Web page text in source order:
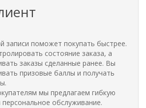
записи поможет покупать быстрее.
состояние заказа, а
заказы сделанные ранее. Вы
призовые баллы и получать
мы предлагаем гибкую
персональное обслуживание.